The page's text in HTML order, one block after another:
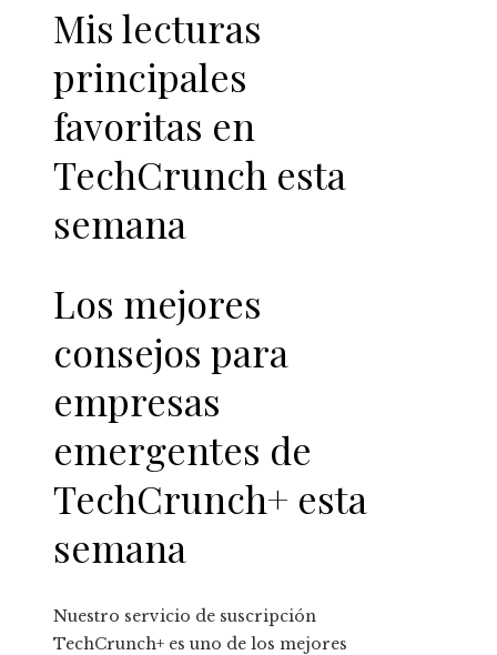
Mis lecturas
principales
favoritas en
TechCrunch esta
semana
Los mejores
consejos para
empresas
emergentes de
TechCrunch+ esta
semana
Nuestro servicio de suscripción
TechCrunch+ es uno de los mejores